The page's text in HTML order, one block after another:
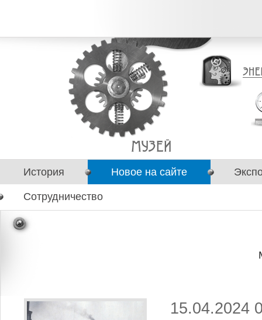
История Новое на сайте
Сотрудничество
15.04.2024